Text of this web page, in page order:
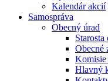
Kalendár akcií
Samospráva
Obecný úrad
Starosta
Obecné
Hlavný